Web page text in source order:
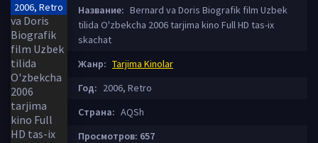
2006, Retro Название: Bernard va Doris Biografik film Uzbek
tilida O'zbekcha 2006 tarjima kino Full HD tas-ix
skachat
Жанр: Tarjima Kinolar
Год: 2006, Retro
Страна: AQSh
Просмотров: 657